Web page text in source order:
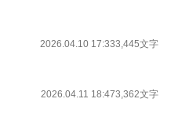
2026.04.10 17:333,445文字
2026.04.11 18:473,362文字